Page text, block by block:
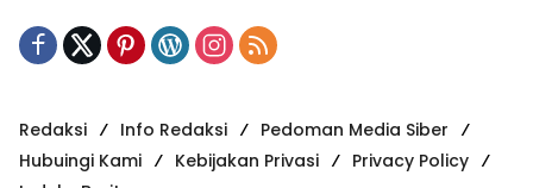
Redaksi Info Redaksi
Pedoman Media Siber
Hubuingi Kami
Kebijakan Privasi
Privacy Policy